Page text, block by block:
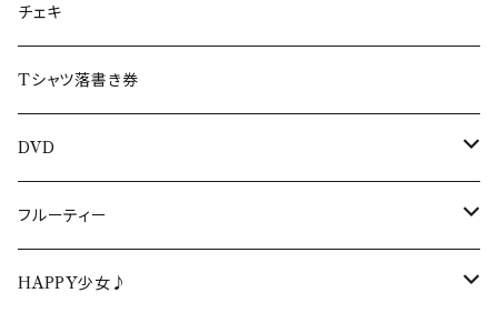
チェキ
Tシャツ落書き券
DVD
生誕DVD
生誕DVD2022
周年・ワンマンDVD
フルーティー
フルーティーCD
HAPPY少女♪